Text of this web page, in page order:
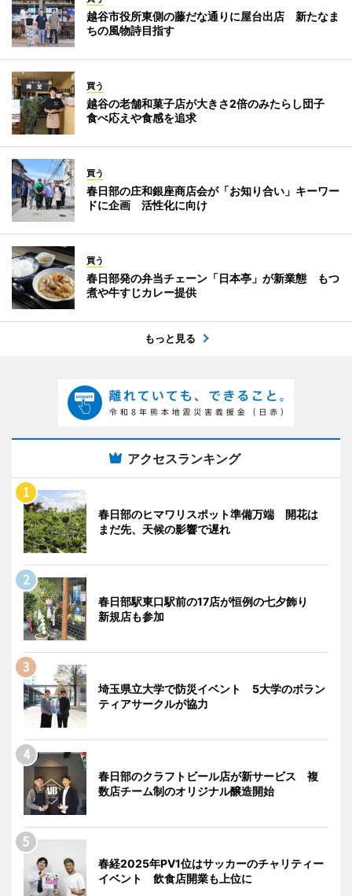
越谷市役所東側の藤だな通りに屋台出店 新たなま
ちの風物詩目指す
買う
越谷の老舗和菓子店が大きさ2倍のみたらし団子
食べ応えや食感を追求
買う
春日部の庄和銀座商店会が「お知り合い」キーワー
ドに企画 活性化に向け
買う
春日部発の弁当チェーン「日本亭」が新業態 もつ
煮や牛すじカレー提供
もっと見る
アクセスランキング
春日部のヒマワリスポット準備万端 開花は
まだ先、天候の影響で遅れ
春日部駅東口駅前の17店が恒例の七夕飾り
新規店も参加
埼玉県立大学で防災イベント 5大学のボラン
ティアサークルが協力
春日部のクラフトビール店が新サービス 複
数店チーム制のオリジナル醸造開始
春経2025年PV1位はサッカーのチャリティー
イベント 飲食店開業も上位に